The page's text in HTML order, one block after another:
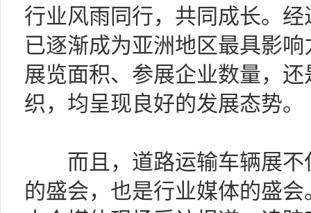
行业风雨同行，共同成长。
已逐渐成为亚洲地区最具影
展览面积、参展企业数量，
织，均呈现良好的发展态势。
而且，道路运输车辆展不
的盛会，也是行业媒体的盛